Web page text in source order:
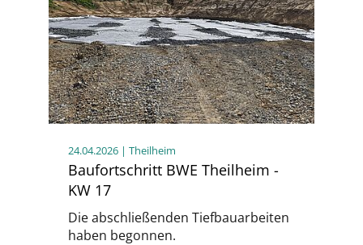
24.04.2026 | Theilheim
Baufortschritt BWE Theilheim -
KW 17
Die abschließenden Tiefbauarbeiten
haben begonnen.